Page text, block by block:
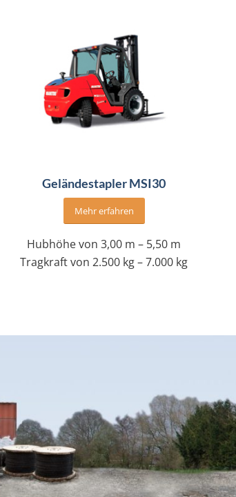
Geländestapler MSI30
Mehr erfahren
Hubhöhe von 3,00 m – 5,50 m
Tragkraft von 2.500 kg – 7.000 kg